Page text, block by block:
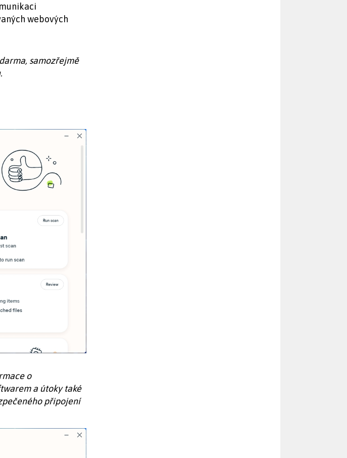
webových
samozřejmě
o
a útoky také
připojení